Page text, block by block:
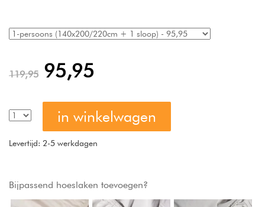
aan je slaapkamer. Dit dekbedovertrek is gemaakt van
100% katoensatijn, 300 thread count waardoor het heerlijk
119,95 95,95
in winkelwagen
Levertijd: 2-5 werkdagen
Bijpassend hoeslaken toevoegen?